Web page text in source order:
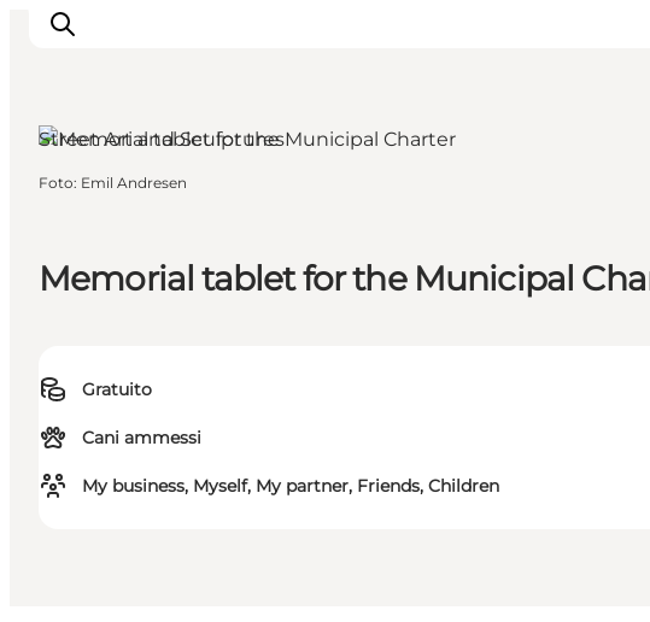
Cosa fare
Memorial tablet for the Municipal
Gratuito
Cani ammessi
My business, Myself, My partner, Friends, Children
Street Art and Sculptures
Foto: Emil Andresen